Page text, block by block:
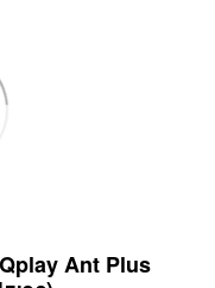
Ant Plus